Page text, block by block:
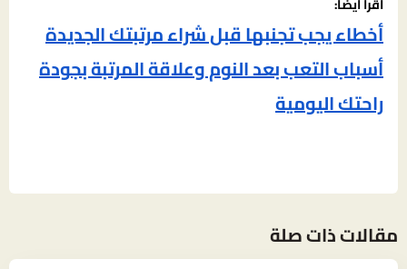
أخطاء يجب تجنبها قبل شراء مرتبتك الجديدة
أسباب التعب بعد النوم وعلاقة المرتبة بجودة
راحتك اليومية
مقالات ذات صلة